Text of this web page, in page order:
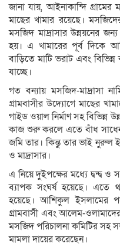
জানা যায়, আইনাকান্দি
মাছের খামার রয়েছে।
মসজিদ মাদ্রাসার উন্নয়নের
হয়। এ খামারের পূর্ব
বাড়িতে মাটি ভরাট এবং
যাচ্ছে।
গত বন্যায় মসজিদ-মাদ্রাসা
গ্রামবাসীর উদ্যোগে মাছের
গাইড ওয়াল নির্মাণ সহ বিভিন্ন
কাজ শুরু করলে এতে বাঁধ
জমি তার। কিন্তু তার ভাই নুরুল
ও মাদ্রাসার।
এ নিয়ে দুইপক্ষের মধ্যে দ্বন্দ্ব ও
ব্যাপক সংঘর্ষ হয়েছে। এতে
হয়েছে। আশিকুল ইসলামের
গ্রামবাসী এবং আলেম-
মসজিদ পরিচালনা কমিটির সহ
মামলা দায়ের করেছেন।